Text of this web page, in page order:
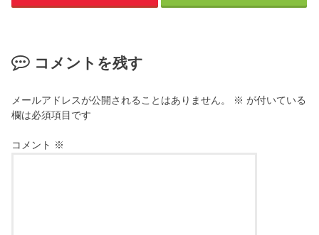
コメントを残す
メールアドレスが公開されることはありません。 ※ が付いている
欄は必須項目です
コメント ※